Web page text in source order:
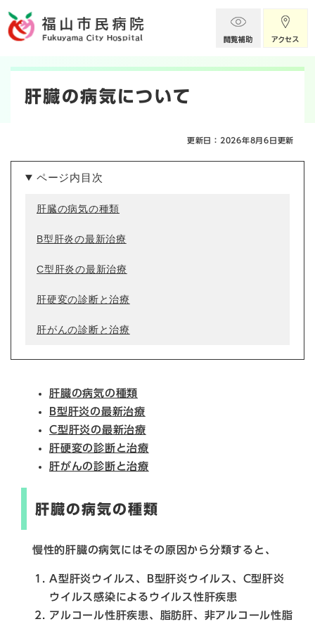
ジ
本
肝臓の病気について
更新日：2026年8月6日更新
ページ内目次
肝臓の病気の種類
B型肝炎の最新治療
C型肝炎の最新治療
肝硬変の診断と治療
肝がんの診断と治療
肝臓の病気の種類
B型肝炎の最新治療
C型肝炎の最新治療
肝硬変の診断と治療
肝がんの診断と治療
肝臓の病気の種類
慢性的肝臓の病気にはその原因から分類すると、
A型肝炎ウイルス、B型肝炎ウイルス、C型肝炎
ウイルス感染によるウイルス性肝疾患
アルコール性肝疾患、脂肪肝、非アルコール性脂